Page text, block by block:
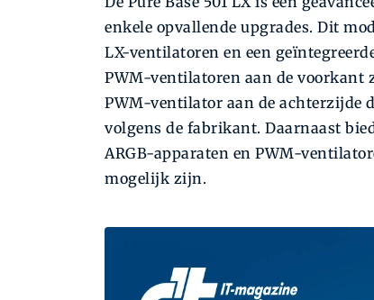
enkele opvallende upgrades. Dit
LX-ventilatoren en een
PWM-ventilatoren aan de voorkant
PWM-ventilator aan de achterzijde
volgens de fabrikant. Daarnaast
ARGB-apparaten en PWM-
mogelijk zijn.